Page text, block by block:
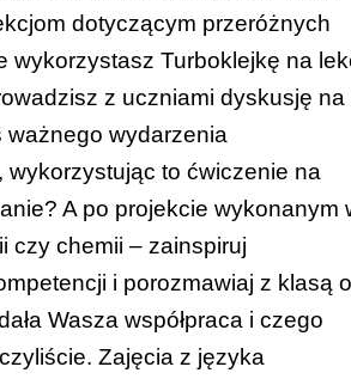
dotyczącym przeróżnych
wykorzystasz Turboklejkę na
z uczniami dyskusję na
ważnego wydarzenia
wykorzystując to ćwiczenie na
A po projekcie wykonanym
czy chemii – zainspiruj
i porozmawiaj z klasą o
Wasza współpraca i czego
Zajęcia z języka